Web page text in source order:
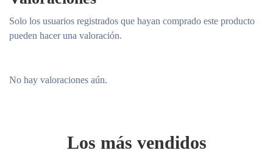
No hay valoraciones aún.
Solo los usuarios registrados que hayan comprado este producto
pueden hacer una valoración.
Los más vendidos